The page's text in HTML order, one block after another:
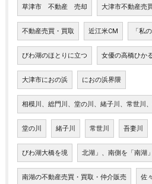
草津市 不動産 売却 大津市不動産売
不動産売買・買取 近江米CM 「私
びわ湖のほとりに立つ 女優の高橋ひか
大津市におの浜 におの浜界隈
相模川、総門川、堂の川、緒子川、常世川、
堂の川 緒子川 常世川 吾妻川
びわ湖大橋を境 北湖」、南側を「南湖
南湖の不動産売買・買取・仲介販売 佐